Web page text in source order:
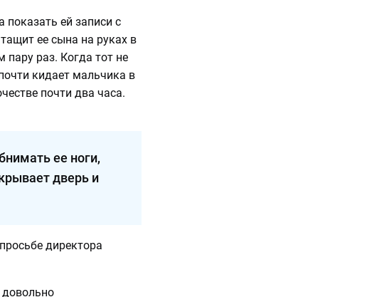
ей записи с
ее сына на руках в
пару раз. Когда тот не
кидает мальчика в
почти два часа.
ее ноги,
дверь и
директора